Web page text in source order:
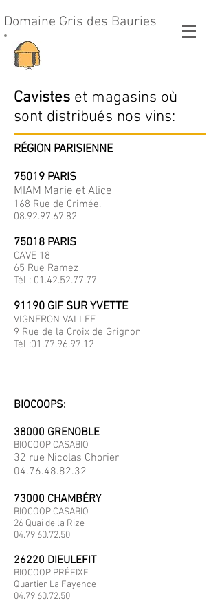
Domaine Gris des Bauries
Cavistes et magasins où
sont distribués nos vins:
RÉGION PARISIENNE
75019 PARIS
MIAM Marie et Alice
168 Rue de Crimée.
08.92.97.67.82
75018 PARIS
CAVE 18
65 Rue Ramez
Tél : 01.42.52.77.77
91190 GIF SUR YVETTE
VIGNERON VALLEE
9 Rue de la Croix de Grignon
Tél :01.77.96.97.12
BIOCOOPS:
38000 GRENOBLE
BIOCOOP CASABIO
32 rue Nicolas Chorier
04.76.48.82.32
73000 CHAMBÉRY
BIOCOOP CASABIO
26 Quai de la Rize
04.79.60.72.50
26220 DIEULEFIT
BIOCOOP PRÉFIXE
Quartier La Fayence
04.79.60.72.50